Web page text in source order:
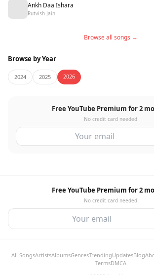
Ankh Daa Ishara
Rutvish Jain
Browse all songs →
Browse by Year
2024 2025 2026
Free YouTube Premium for 2
No credit card needed
Free YouTube Premium for 2
No credit card needed
All SongsArtistsAlbumsGenresTrendingUpdatesBlog
TermsDMCA